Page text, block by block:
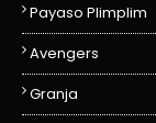
Payaso Plimplim
Avengers
Granja